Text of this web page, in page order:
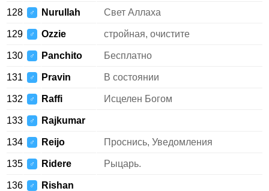
128 ♂ Nurullah Свет Аллаха
129 ♂ Ozzie стройная, очистите
130 ♂ Panchito Бесплатно
131 ♂ Pravin В состоянии
132 ♂ Raffi Исцелен Богом
133 ♂ Rajkumar
134 ♂ Reijo Проснись, Уведомления
135 ♂ Ridere Рыцарь.
136 ♂ Rishan